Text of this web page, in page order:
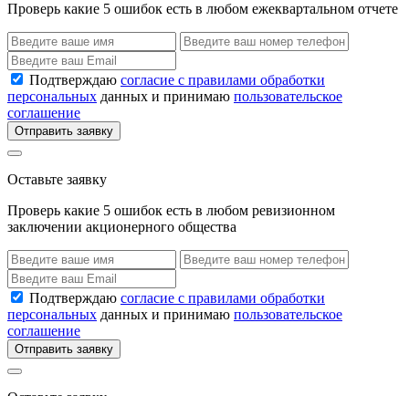
Проверь какие 5 ошибок есть в любом ежеквартальном отчете
Подтверждаю согласие с правилами обработки
персональных данных и принимаю пользовательское
соглашение
Отправить заявку
Оставьте заявку
Проверь какие 5 ошибок есть в любом ревизионном
заключении акционерного общества
Подтверждаю согласие с правилами обработки
персональных данных и принимаю пользовательское
соглашение
Отправить заявку